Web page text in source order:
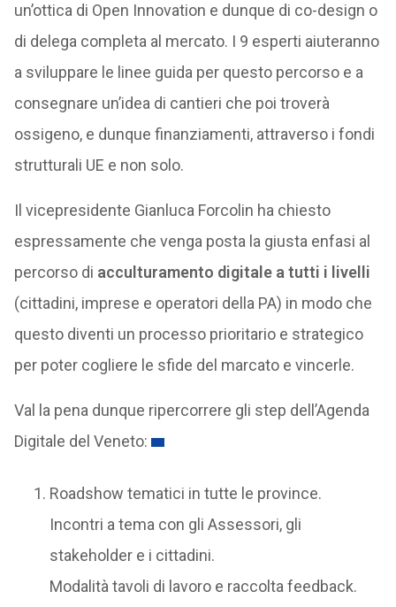
un’ottica di Open Innovation e dunque di co-design o
di delega completa al mercato. I 9 esperti aiuteranno
a sviluppare le linee guida per questo percorso e a
consegnare un’idea di cantieri che poi troverà
ossigeno, e dunque finanziamenti, attraverso i fondi
strutturali UE e non solo.
Il vicepresidente Gianluca Forcolin ha chiesto
espressamente che venga posta la giusta enfasi al
percorso di acculturamento digitale a tutti i livelli
(cittadini, imprese e operatori della PA) in modo che
questo diventi un processo prioritario e strategico
per poter cogliere le sfide del marcato e vincerle.
Val la pena dunque ripercorrere gli step dell’Agenda
Digitale del Veneto:
Roadshow tematici in tutte le province.
Incontri a tema con gli Assessori, gli
stakeholder e i cittadini.
Modalità tavoli di lavoro e raccolta feedback.